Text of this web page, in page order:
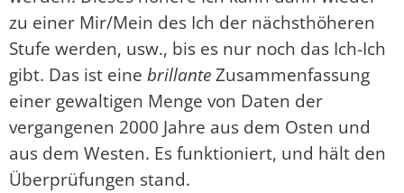
zu einer Mir/Mein des Ich der nächsthöheren
Stufe werden, usw., bis es nur noch das Ich-Ich
gibt. Das ist eine brillanteZusammenfassung
einer gewaltigen Menge von Daten der
vergangenen 2000 Jahre aus dem Osten und
aus dem Westen. Es funktioniert, und hält den
Überprüfungen stand.